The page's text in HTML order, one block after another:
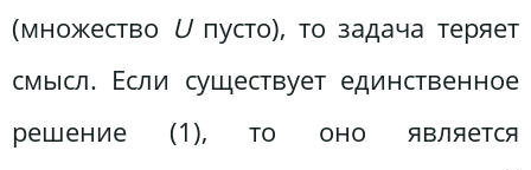
(множество Uпусто), то задача теряет
смысл. Если существует единственное
решение (1), то оно является